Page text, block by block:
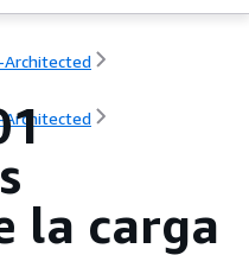
Architected
Architected
la carga